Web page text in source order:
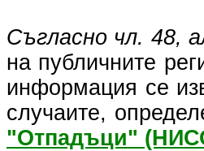
Съгласно чл. 48,
на публичните
информация се
случаите,
"Отпадъци"